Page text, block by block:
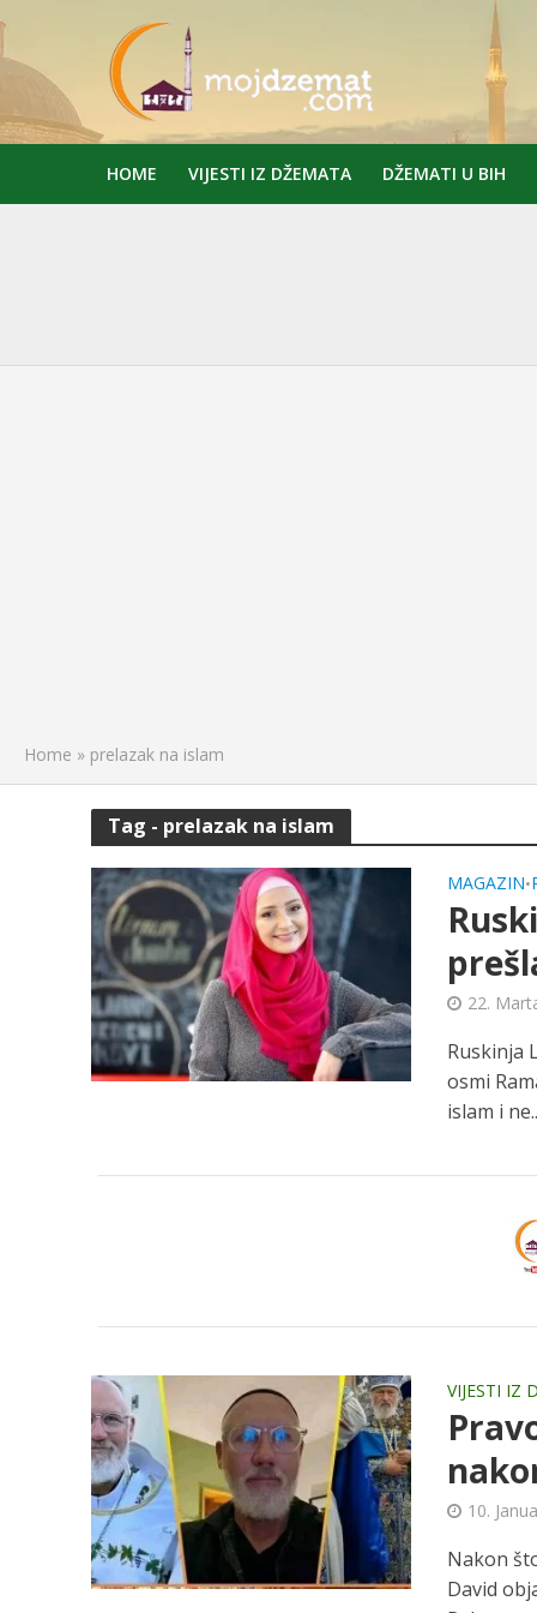
HOME VIJESTI IZ DŽEMATA DŽEMATI U BIH
Home » prelazak na islam
Tag - prelazak na islam
MAGAZIN•
22.
Ruskinja
osmi
islam i
VIJESTI IZ
10.
Nakon
David